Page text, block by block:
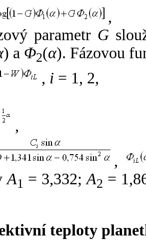
,
parametr G
) a Φ2(α). Fázovou
, i = 1, 2,
,
,
A1 = 3,332;A2 =
teploty